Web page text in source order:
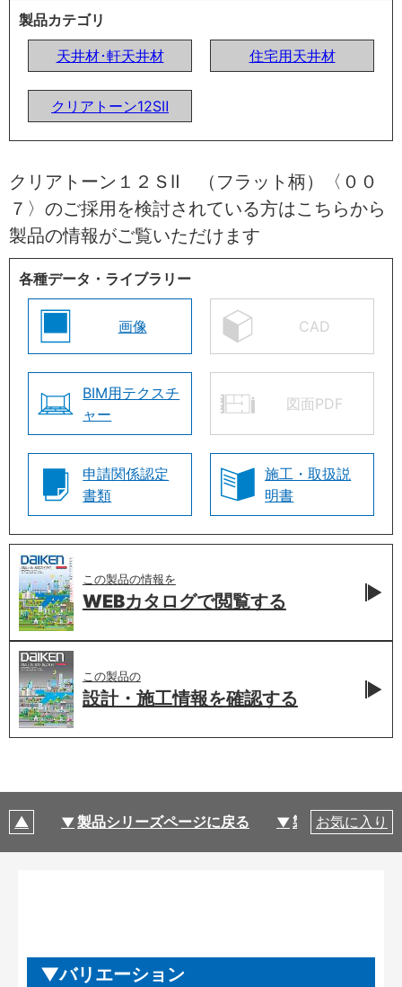
製品カテゴリ
天井材･軒天井材
住宅用天井材
クリアトーン12SⅡ
クリアトーン１２ＳⅡ （フラット柄）〈００
７〉のご採用を検討されている方はこちらから
製品の情報がご覧いただけます
各種データ・ライブラリー
画像 CAD
BIM用テクスチ
ャー
図面PDF
申請関係認定
書類
施工・取扱説
明書
この製品の情報を
WEBカタログで閲覧する
この製品の
設計・施工情報を確認する
製品シリーズページに戻る 製品仕様
お気に入り
バリエーション